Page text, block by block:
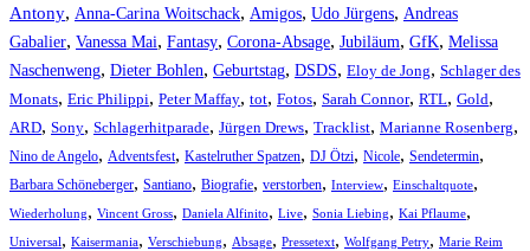
Antony, Anna-Carina Woitschack, Amigos, Udo Jürgens, Andreas
Gabalier, Vanessa Mai, Fantasy, Corona-Absage, Jubiläum, GfK, Melissa
Naschenweng, Dieter Bohlen, Geburtstag, DSDS, Eloy de Jong, Schlager des
Monats, Eric Philippi, Peter Maffay, tot, Fotos, Sarah Connor, RTL, Gold,
ARD, Sony, Schlagerhitparade, Jürgen Drews, Tracklist, Marianne Rosenberg,
Nino de Angelo, Adventsfest, Kastelruther Spatzen, DJ Ötzi, Nicole, Sendetermin,
Barbara Schöneberger, Santiano, Biografie, verstorben, Interview, Einschaltquote,
Wiederholung, Vincent Gross, Daniela Alfinito, Live, Sonia Liebing, Kai Pflaume,
Universal, Kaisermania, Verschiebung, Absage, Pressetext, Wolfgang Petry, Marie Reim